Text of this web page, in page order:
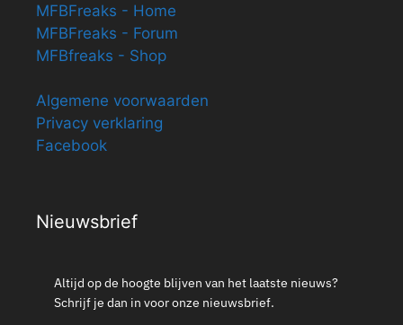
MFBFreaks - Home
MFBFreaks - Forum
MFBfreaks - Shop
Algemene voorwaarden
Privacy verklaring
Facebook
Nieuwsbrief
Altijd op de hoogte blijven van het laatste nieuws?
Schrijf je dan in voor onze nieuwsbrief.